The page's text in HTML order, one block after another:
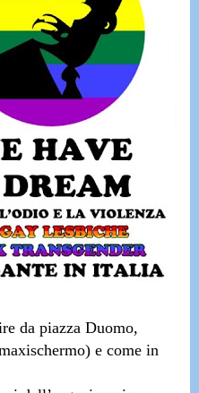
da piazza Duomo,
e come in